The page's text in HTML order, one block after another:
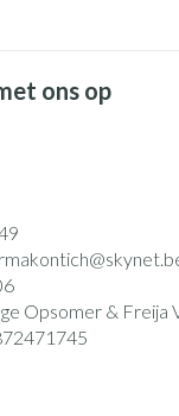
ons op
Opsomer & Freija